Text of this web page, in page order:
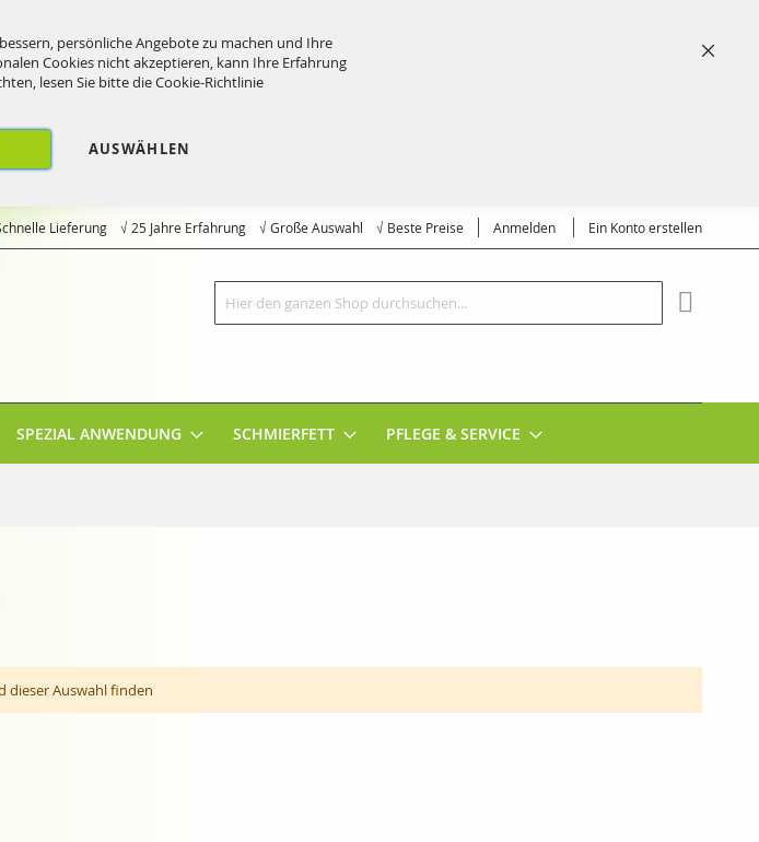
persönliche Angebote zu machen und Ihre
Cookies nicht akzeptieren, kann Ihre Erfahrung
lesen Sie bitte dieCookie-Richtlinie
AUSWÄHLEN
Lieferung √ 25 Jahre Erfahrung √ Große Auswahl √ Beste Preise Anmelden Ein Konto erstellen
Suche
Suche
SPEZIAL ANWENDUNG SCHMIERFETT PFLEGE & SERVICE
dieser Auswahl finden